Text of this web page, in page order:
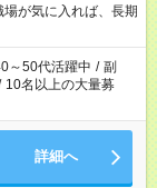
会保険への加入対象
則禁止）により、
合があります
が気に入れば、長期
～50代活躍中 / 副
10名以上の大量募
詳細へ